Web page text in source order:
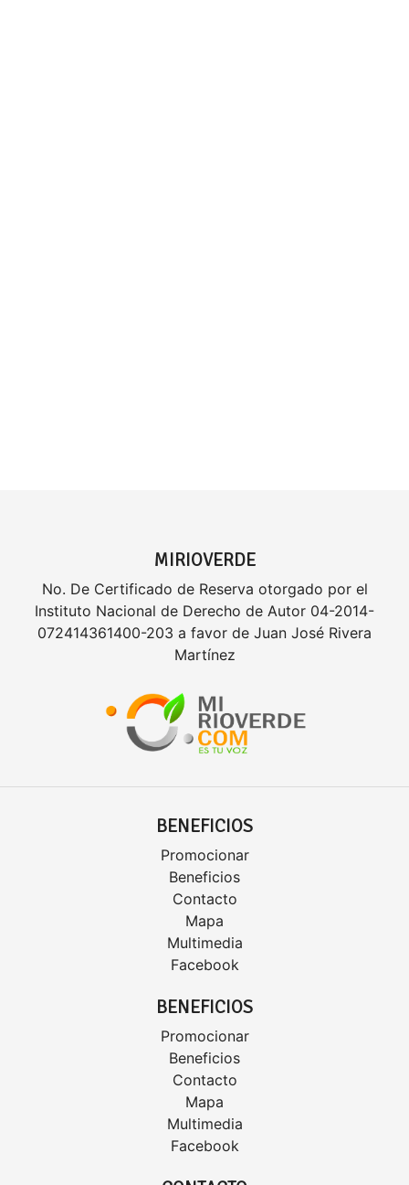
MIRIOVERDE
No. De Certificado de Reserva otorgado por el
Instituto Nacional de Derecho de Autor 04-2014-
072414361400-203 a favor de Juan José Rivera
Martínez
BENEFICIOS
Promocionar
Beneficios
Contacto
Mapa
Multimedia
Facebook
BENEFICIOS
Promocionar
Beneficios
Contacto
Mapa
Multimedia
Facebook